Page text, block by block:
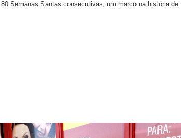
Semanas Santas consecutivas, um marco na história de